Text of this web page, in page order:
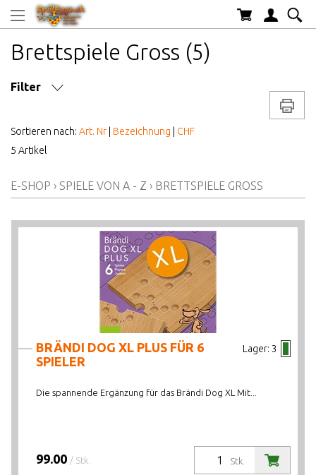
Brettspiele Gross (5)
Filter
MARKE/HERSTELLER
AB WELCHEM ALTER
ALTER AB
Sortieren nach: Art. Nr Bezeichnung
CHF
5 Artikel
E-SHOP › SPIELE VON A - Z › BRETTSPIELE GROSS
Lager: 3
BRÄNDI DOG XL PLUS FÜR 6
SPIELER
Die spannende Ergänzung für das Brändi Dog XL Mit...
Stk.
99.00 / Stk.